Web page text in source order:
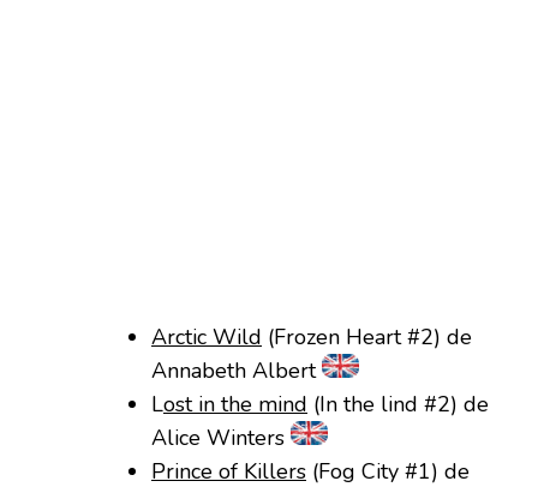
Arctic Wild (Frozen Heart #2) de
Annabeth Albert
Lost in the mind (In the lind #2) de
Alice Winters
Prince of Killers (Fog City #1) de